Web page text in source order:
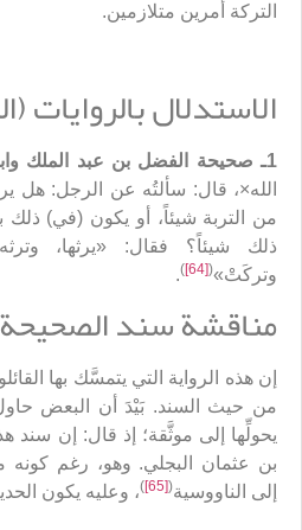
التركة أمرين متلازمين.
الاستدلال بالروايات
1ـ صحيحة الفضل بن عبد الملك وابن أبي يعفور
الله×، قال: سألتُه عن الرجل: هل
من التربة شيئاً، أو يكون (في) ذلك
ذلك شيئاً؟ فقال: «يرثها،
وتركَتْ»(
[64]
)
.
مناقشة سند الصحيحة
إن هذه الرواية التي يتمسَّك بها
من حيث السند. بَيْدَ أن البعض
يحولِّها إلى موثَّقة؛ إذ قال: إن سند
بن عثمان البجلي. وهو، رغم كونه
إلى الناووسية(
[65]
)، وعليه يكون